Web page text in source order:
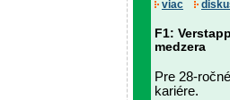
viac
F1:
medzera
Pre 28-
kariére.